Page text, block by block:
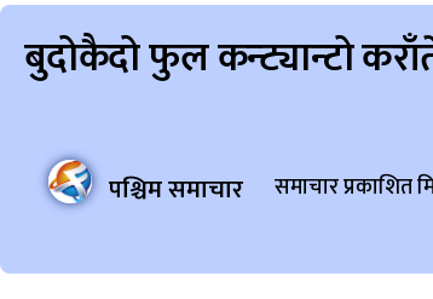
बुदोकैदो फुल कन्ट्यान्टो
पश्चिम समाचार समाचार प्रकाशित